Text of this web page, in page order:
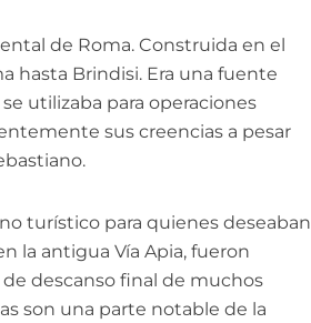
de Roma. Construida en el
hasta Brindisi. Era una fuente
utilizaba para operaciones
sus creencias a pesar
turístico para quienes deseaban
la antigua Vía Apia, fueron
descanso final de muchos
son una parte notable de la